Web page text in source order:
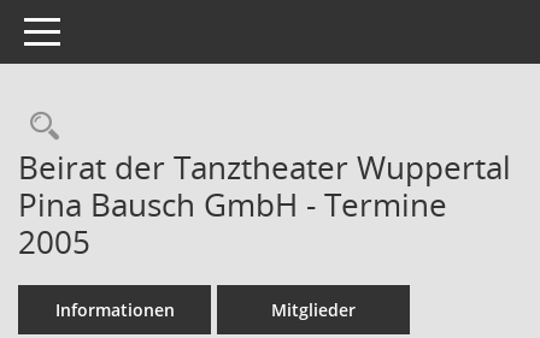
Toggle navigation
Rechercheauswahl
Beirat der Tanztheater Wuppertal
Pina Bausch GmbH - Termine
2005
Informationen Mitglieder